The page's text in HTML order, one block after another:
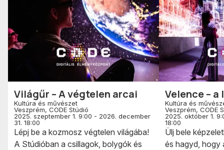
Világűr – A végtelen arcai
Kultúra és művészet
Veszprém, CODE Stúdió
2025. szeptember 1. 9:00 - 2026. december
31. 18:00
Lépj be a kozmosz végtelen világába!
A Stúdióban a csillagok, bolygók és
Velence – a
Kultúra és
Veszprém, CODE
2025. október 1.
18:00
Ülj bele
és hagyd, hogy